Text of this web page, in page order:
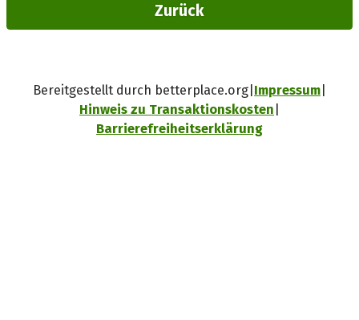
Zurück
Bereitgestellt durch betterplace.org Impressum
Hinweis zu Transaktionskosten
Barrierefreiheitserklärung